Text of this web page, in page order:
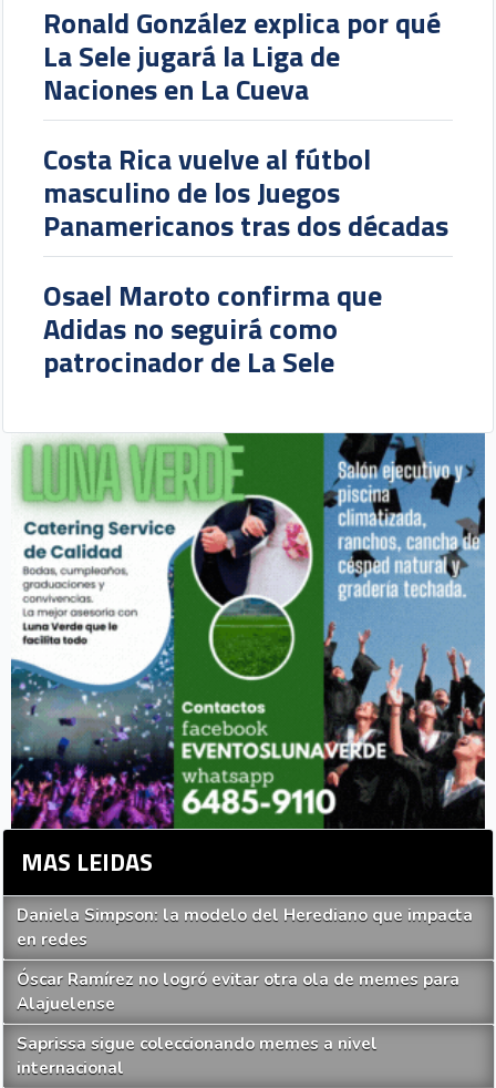
Ronald González explica por qué
La Sele jugará la Liga de
Naciones en La Cueva
Costa Rica vuelve al fútbol
masculino de los Juegos
Panamericanos tras dos décadas
Osael Maroto confirma que
Adidas no seguirá como
patrocinador de La Sele
MAS LEIDAS
Daniela Simpson: la modelo del Herediano que impacta
en redes
Óscar Ramírez no logró evitar otra ola de memes para
Alajuelense
Saprissa sigue coleccionando memes a nivel
internacional